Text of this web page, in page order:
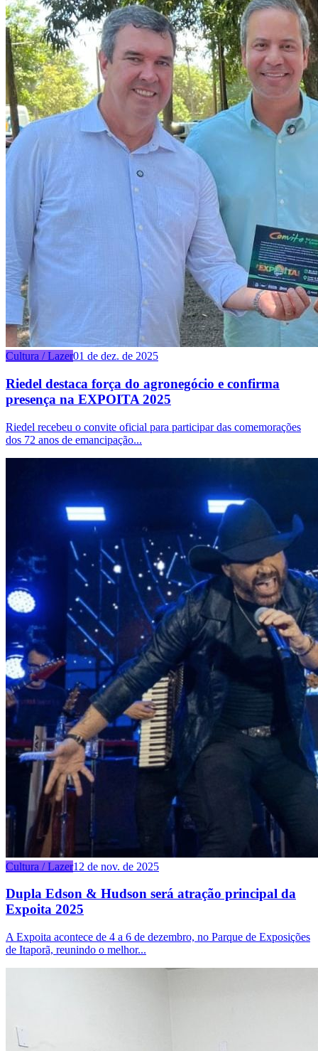
Cultura / Lazer01 de dez. de 2025
Riedel destaca força do agronegócio e confirma
presença na EXPOITA 2025
Riedel recebeu o convite oficial para participar das comemorações
dos 72 anos de emancipação...
Cultura / Lazer12 de nov. de 2025
Dupla Edson & Hudson será atração principal da
Expoita 2025
A Expoita acontece de 4 a 6 de dezembro, no Parque de Exposições
de Itaporã, reunindo o melhor...